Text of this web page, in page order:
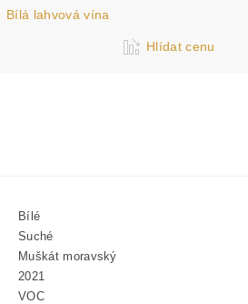
Bílá lahvová vína
Hlídat cenu
Bílé
Suché
Muškát moravský
2021
VOC